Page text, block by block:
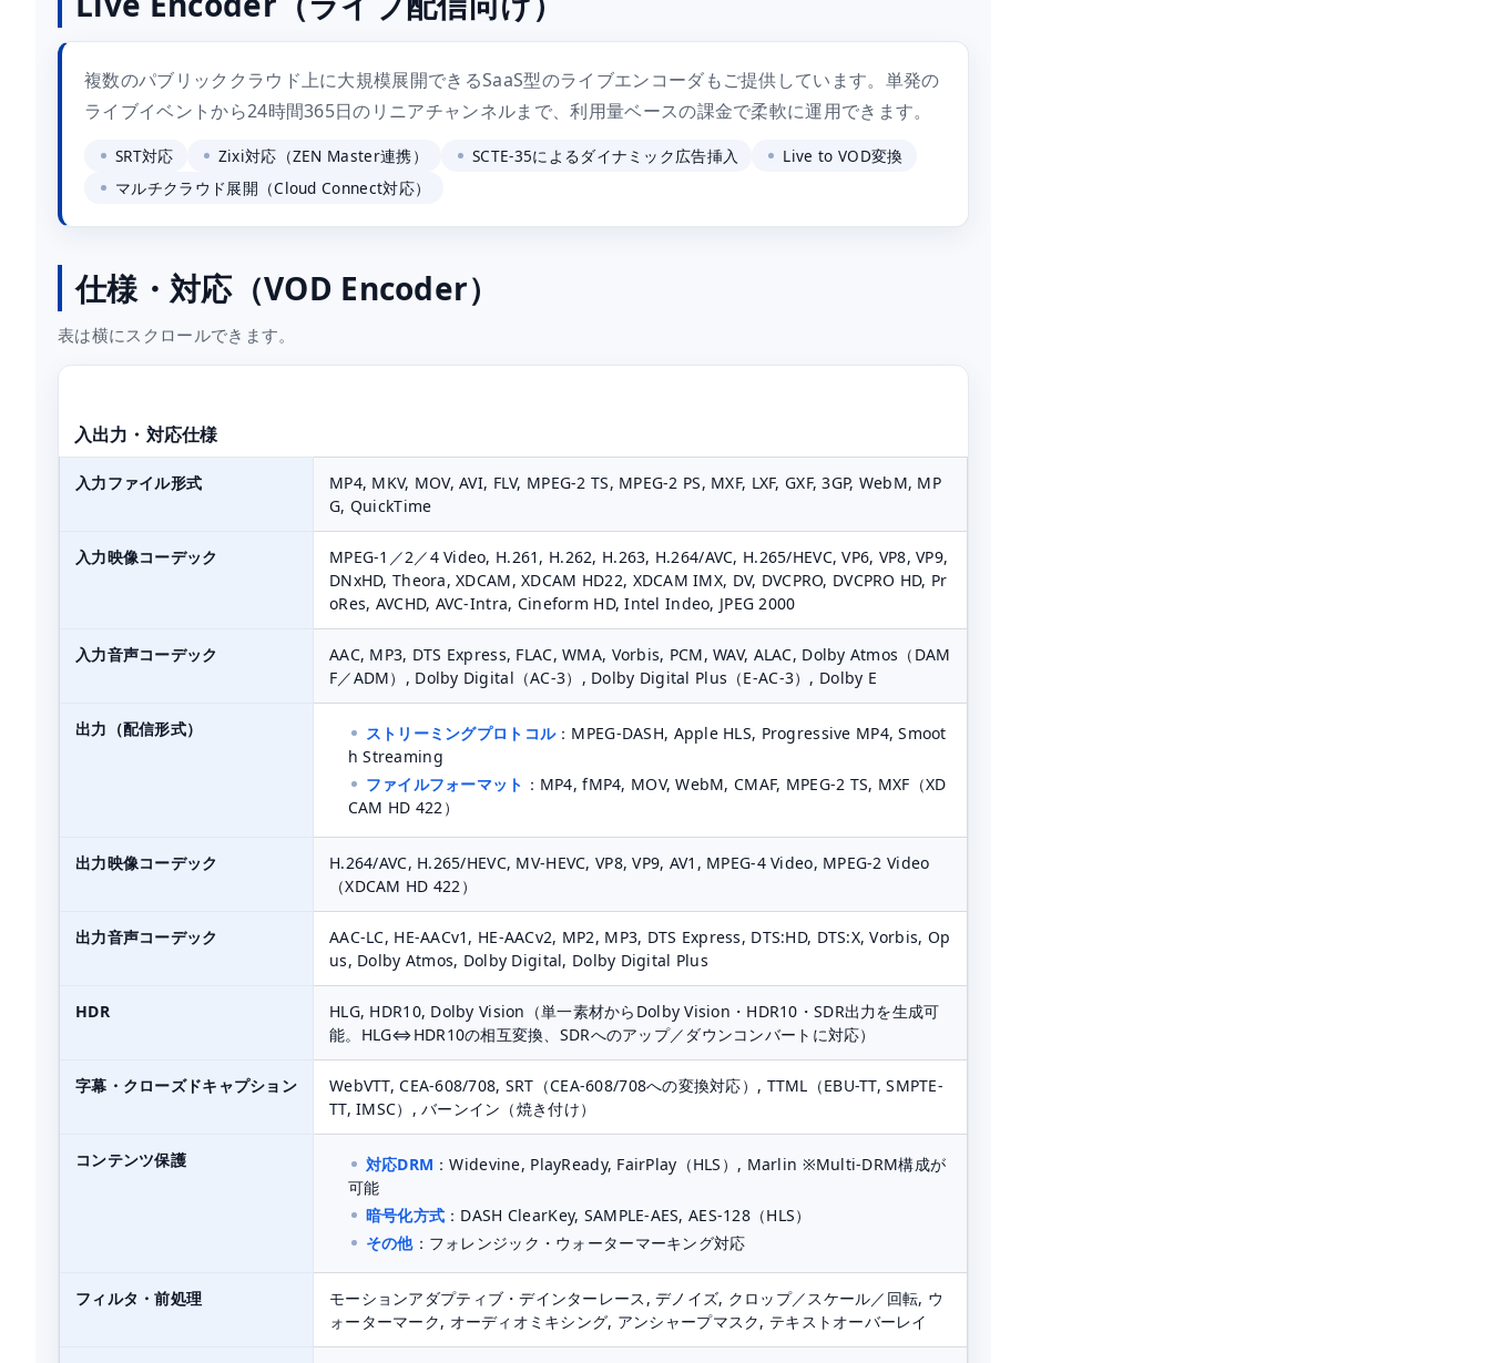
複数のパブリッククラウド上に大規模展開できるSaaS型のライブエンコーダもご提供しています。単発の
ライブイベントから24時間365日のリニアチャンネルまで、利用量ベースの課金で柔軟に運用できます。
SRT対応 Zixi対応（ZEN Master連携） SCTE-35によるダイナミック広告挿入
Live to VOD変換
マルチクラウド展開（Cloud Connect対応）
仕様・対応（VOD Encoder）
表は横にスクロールできます。
入出力・対応仕様
入力ファイル形式
MP4, MKV, MOV, AVI, FLV, MPEG-2 TS, MPEG-2 PS, MXF, LXF, GXF, 3GP, WebM, MP
G, QuickTime
入力映像コーデック
MPEG-1／2／4 Video, H.261, H.262, H.263, H.264/AVC, H.265/HEVC, VP6, VP8, VP9,
DNxHD, Theora, XDCAM, XDCAM HD22, XDCAM IMX, DV, DVCPRO, DVCPRO HD, Pr
oRes, AVCHD, AVC-Intra, Cineform HD, Intel Indeo, JPEG 2000
入力音声コーデック
AAC, MP3, DTS Express, FLAC, WMA, Vorbis, PCM, WAV, ALAC, Dolby Atmos（DAM
F／ADM）, Dolby Digital（AC-3）, Dolby Digital Plus（E-AC-3）, Dolby E
出力（配信形式） ストリーミングプロトコル：MPEG-DASH, Apple HLS, Progressive MP4, Smoot
h Streaming
ファイルフォーマット ：MP4, fMP4, MOV, WebM, CMAF, MPEG-2 TS, MXF（XD
CAM HD 422）
出力映像コーデック
H.264/AVC, H.265/HEVC, MV-HEVC, VP8, VP9, AV1, MPEG-4 Video, MPEG-2 Video
（XDCAM HD 422）
出力音声コーデック
AAC-LC, HE-AACv1, HE-AACv2, MP2, MP3, DTS Express, DTS:HD, DTS:X, Vorbis, Op
us, Dolby Atmos, Dolby Digital, Dolby Digital Plus
HDR
HLG, HDR10, Dolby Vision（単一素材からDolby Vision・HDR10・SDR出力を生成可
能。HLG⇔HDR10の相互変換、SDRへのアップ／ダウンコンバートに対応）
字幕・クローズドキャプション
WebVTT, CEA-608/708, SRT（CEA-608/708への変換対応）, TTML（EBU-TT, SMPTE-
TT, IMSC）, バーンイン（焼き付け）
コンテンツ保護 対応DRM ：Widevine, PlayReady, FairPlay（HLS）, Marlin ※Multi-DRM構成が
可能
暗号化方式 ：DASH ClearKey, SAMPLE-AES, AES-128（HLS）
その他：フォレンジック・ウォーターマーキング対応
フィルタ・前処理
モーションアダプティブ・デインターレース, デノイズ, クロップ／スケール／回転, ウ
ォーターマーク, オーディオミキシング, アンシャープマスク, テキストオーバーレイ